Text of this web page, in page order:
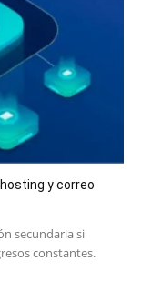
y correo
secundaria si
constantes.